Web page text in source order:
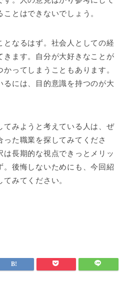
とはできないでしょう。
となるはず。社会人としての経
きます。自分が大好きなことが
ってしまうこともあります。
るには、目的意識を持つのが大
てみようと考えている人は、ぜ
た職業を探してみてくださ
は長期的な視点できっとメリッ
。後悔しないためにも、今回紹
みてください。